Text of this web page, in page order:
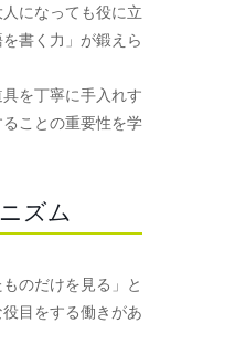
になっても役に立
書く力」が鍛えら
を丁寧に手入れす
ことの重要性を学
ズム
のだけを見る」と
目をする働きがあ